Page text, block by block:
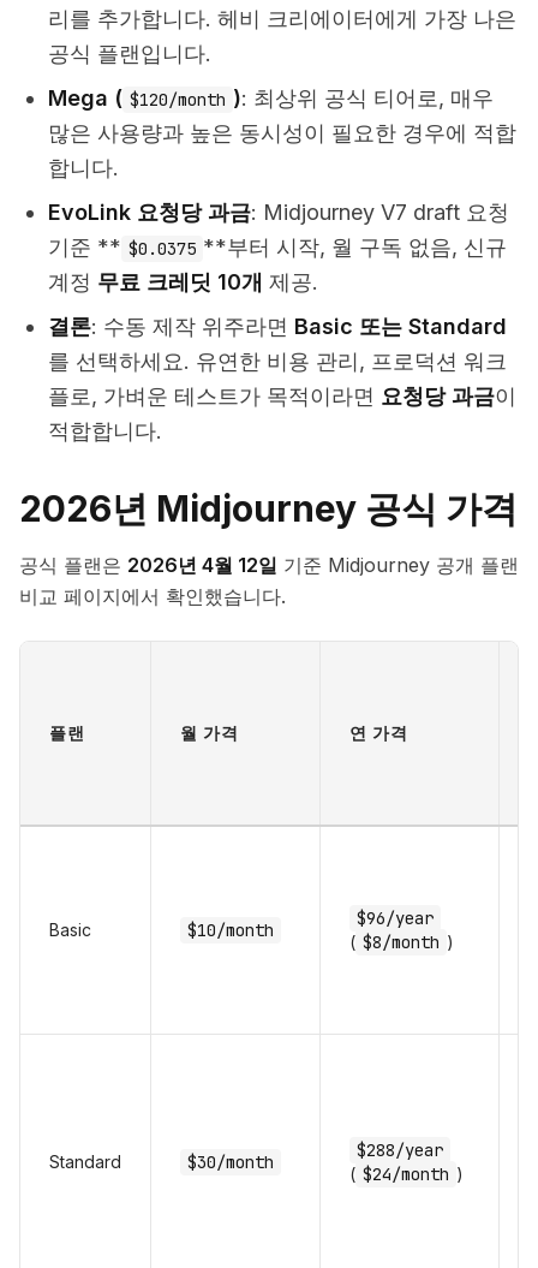
리를 추가합니다. 헤비 크리에이터에게 가장 나은
공식 플랜입니다.
Mega ( $120/month ): 최상위 공식 티어로, 매우
많은 사용량과 높은 동시성이 필요한 경우에 적합
합니다.
EvoLink 요청당 과금: Midjourney V7 draft 요청
기준 ** $0.0375 **부터 시작, 월 구독 없음, 신규
계정 무료 크레딧 10개 제공.
결론: 수동 제작 위주라면 Basic 또는 Standard
를 선택하세요. 유연한 비용 관리, 프로덕션 워크
플로, 가벼운 테스트가 목적이라면 요청당 과금이
적합합니다.
2026년 Midjourney 공식 가격
공식 플랜은 2026년 4월 12일 기준 Midjourney 공개 플랜
비교 페이지에서 확인했습니다.
플랜 월 가격 연 가격
Basic $10/month
$96/year
( $8/month )
Standard $30/month
$288/year
( $24/month )